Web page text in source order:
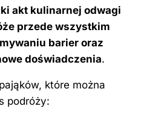
akt kulinarnej odwagi
przede wszystkim
barier oraz
doświadczenia.
które można
podróży: